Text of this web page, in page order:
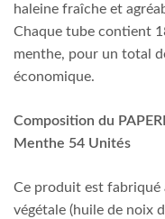
haleine fraîche et
Chaque tube contient
menthe, pour un total
économique.
Composition du
Menthe 54 Unités
Ce produit est fabriqué
végétale (huile de noix